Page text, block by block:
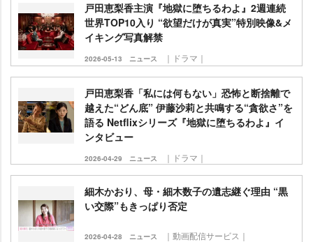
戸田恵梨香主演『地獄に堕ちるわよ』2週連続
世界TOP10入り “欲望だけが真実”特別映像&メ
イキング写真解禁
2026-05-13 ニュース ｜ドラマ｜
戸田恵梨香「私には何もない」恐怖と断捨離で
越えた“どん底” 伊藤沙莉と共鳴する“貪欲さ”を
語る Netflixシリーズ『地獄に堕ちるわよ』イ
ンタビュー
2026-04-29 ニュース ｜ドラマ｜
細木かおり、母・細木数子の遺志継ぐ理由 “黒
い交際”もきっぱり否定
2026-04-28 ニュース ｜動画配信サービス｜